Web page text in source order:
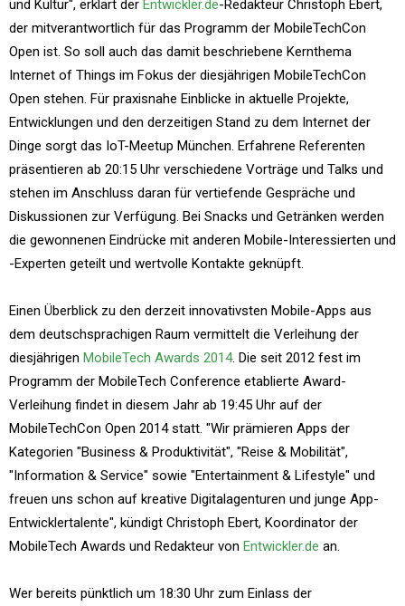
und Kultur", erklärt der Entwickler.de-Redakteur Christoph Ebert,
der mitverantwortlich für das Programm der MobileTechCon
Open ist. So soll auch das damit beschriebene Kernthema
Internet of Things im Fokus der diesjährigen MobileTechCon
Open stehen. Für praxisnahe Einblicke in aktuelle Projekte,
Entwicklungen und den derzeitigen Stand zu dem Internet der
Dinge sorgt das IoT-Meetup München. Erfahrene Referenten
präsentieren ab 20:15 Uhr verschiedene Vorträge und Talks und
stehen im Anschluss daran für vertiefende Gespräche und
Diskussionen zur Verfügung. Bei Snacks und Getränken werden
die gewonnenen Eindrücke mit anderen Mobile-Interessierten und
-Experten geteilt und wertvolle Kontakte geknüpft.
Einen Überblick zu den derzeit innovativsten Mobile-Apps aus
dem deutschsprachigen Raum vermittelt die Verleihung der
diesjährigen MobileTech Awards 2014. Die seit 2012 fest im
Programm der MobileTech Conference etablierte Award-
Verleihung findet in diesem Jahr ab 19:45 Uhr auf der
MobileTechCon Open 2014 statt. "Wir prämieren Apps der
Kategorien "Business & Produktivität", "Reise & Mobilität",
"Information & Service" sowie "Entertainment & Lifestyle" und
freuen uns schon auf kreative Digitalagenturen und junge App-
Entwicklertalente", kündigt Christoph Ebert, Koordinator der
MobileTech Awards und Redakteur von Entwickler.de an.
Wer bereits pünktlich um 18:30 Uhr zum Einlass der